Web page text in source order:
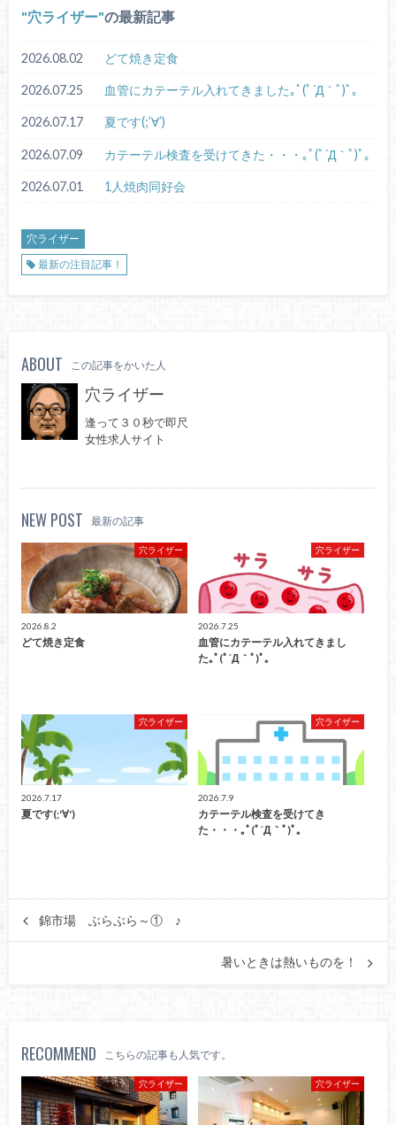
穴ライザー の最新記事
2026.08.02 どて焼き定食
2026.07.25 血管にカテーテル入れてきました｡ﾟ(ﾟ´Д｀ﾟ)ﾟ｡
2026.07.17 夏です(;’∀’)
2026.07.09 カテーテル検査を受けてきた・・・｡ﾟ(ﾟ´Д｀ﾟ)ﾟ｡
2026.07.01 1人焼肉同好会
穴ライザー
最新の注目記事！
ABOUT この記事をかいた人
穴ライザー
逢って３０秒で即尺
女性求人サイト
NEW POST 最新の記事
穴ライザー
2026.8.2
どて焼き定食
穴ライザー
2026.7.25
血管にカテーテル入れてきまし
た｡ﾟ(ﾟ´Д｀ﾟ)ﾟ｡
穴ライザー
2026.7.17
夏です(;'∀')
穴ライザー
2026.7.9
カテーテル検査を受けてき
た・・・｡ﾟ(ﾟ´Д｀ﾟ)ﾟ｡
錦市場 ぶらぶら～① ♪
暑いときは熱いものを！
RECOMMEND こちらの記事も人気です。
穴ライザー 穴ライザー